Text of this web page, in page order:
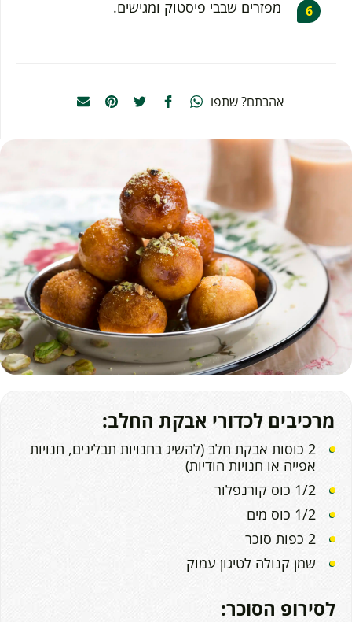
מפזרים שבבי פיסטוק ומגישים.
אהבתם? שתפו
מרכיבים לכדורי אבקת החלב:
2 כוסות אבקת חלב (להשיג בחנויות תבלינים, חנויות
אפייה או חנויות הודיות)
1/2 כוס קורנפלור
1/2 כוס מים
2 כפות סוכר
שמן קנולה לטיגון עמוק
לסירופ הסוכר: